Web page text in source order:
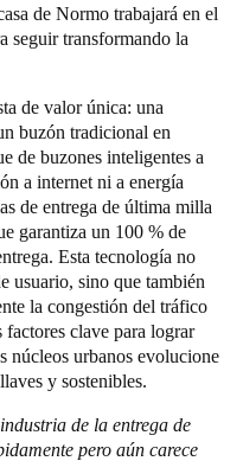
de Normo trabajará en el
seguir transformando la
de valor única: una
buzón tradicional en
de buzones inteligentes a
a internet ni a energía
de entrega de última milla
garantiza un 100 % de
Esta tecnología no
usuario, sino que también
la congestión del tráfico
clave para lograr
núcleos urbanos evolucione
y sostenibles.
de la entrega de
pero aún carece